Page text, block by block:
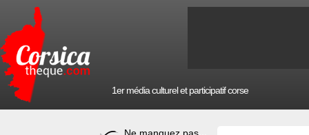
1er média culturel et participatif corse